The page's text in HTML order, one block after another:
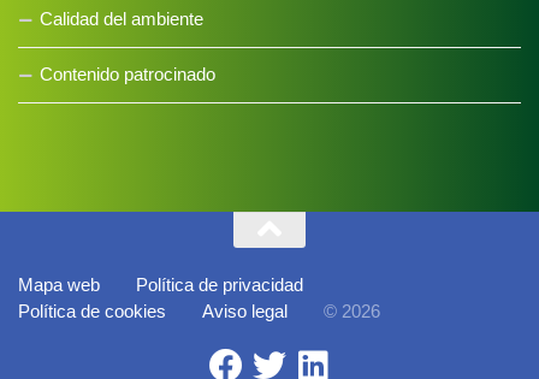
Calidad del ambiente
Contenido patrocinado
Mapa web
Política de privacidad
Política de cookies
Aviso legal © 2026